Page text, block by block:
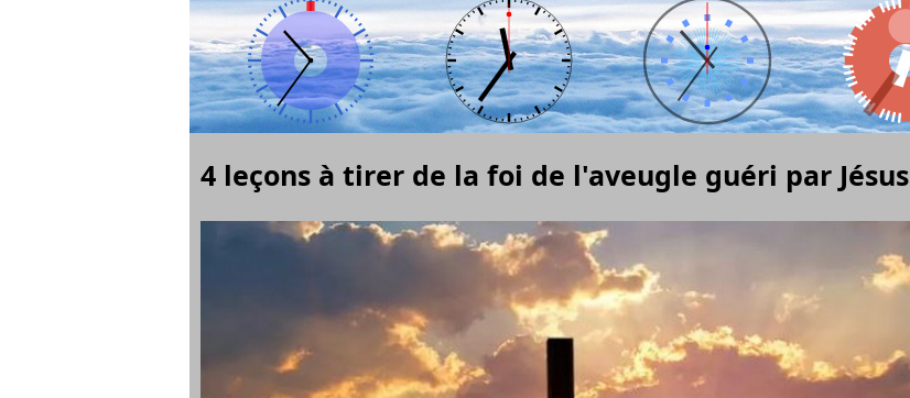
4 leçons à tirer de la foi de l'aveugle guéri par Jésus